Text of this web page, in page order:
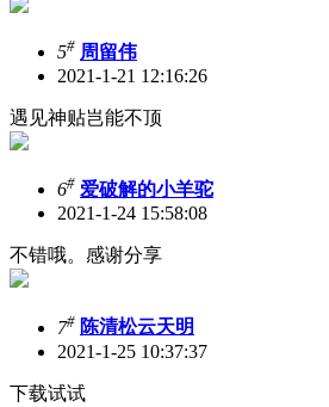
5# 周留伟
2021-1-21 12:16:26
遇见神贴岂能不顶
6# 爱破解的小羊驼
2021-1-24 15:58:08
不错哦。感谢分享
7# 陈清松云天明
2021-1-25 10:37:37
下载试试